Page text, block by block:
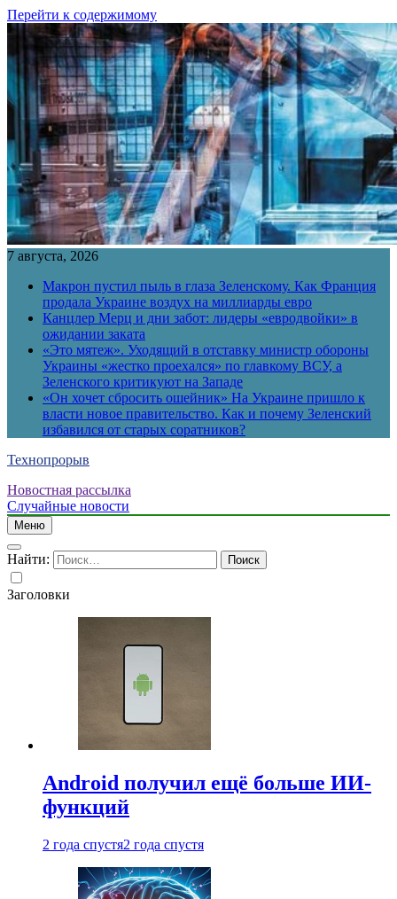
Перейти к содержимому
7 августа, 2026
Макрон пустил пыль в глаза Зеленскому. Как Франция
продала Украине воздух на миллиарды евро
Канцлер Мерц и дни забот: лидеры «евродвойки» в
ожидании заката
«Это мятеж». Уходящий в отставку министр обороны
Украины «жестко проехался» по главкому ВСУ, а
Зеленского критикуют на Западе
«Он хочет сбросить ошейник» На Украине пришло к
власти новое правительство. Как и почему Зеленский
избавился от старых соратников?
Технопрорыв
Новостная рассылка
Случайные новости
Меню
Найти:
Заголовки
Android получил ещё больше ИИ-
функций
2 года спустя2 года спустя